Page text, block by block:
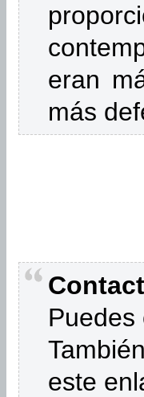
eran
más
este